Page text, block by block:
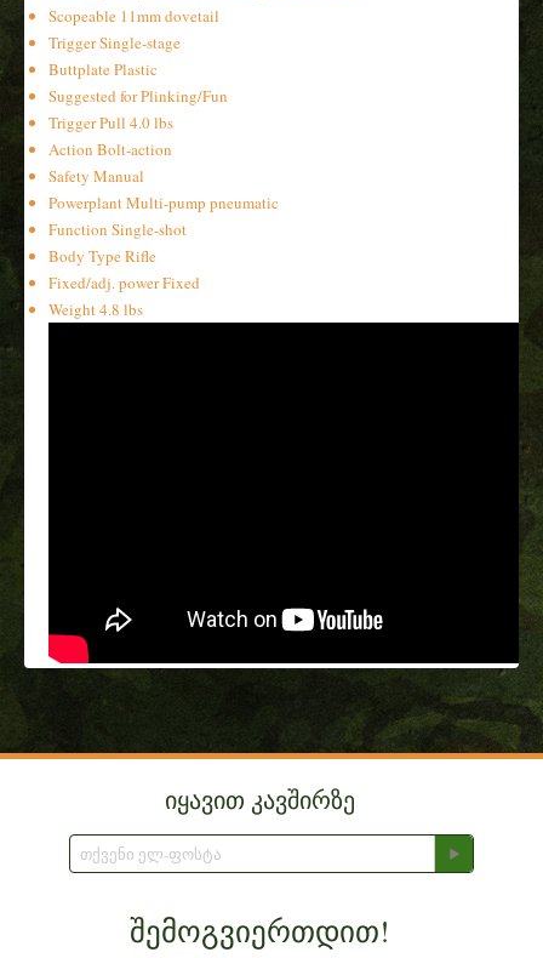
Scopeable 11mm dovetail
Trigger Single-stage
Buttplate Plastic
Suggested for Plinking/Fun
Trigger Pull 4.0 lbs
Action Bolt-action
Safety Manual
Powerplant Multi-pump pneumatic
Function Single-shot
Body Type Rifle
Fixed/adj. power Fixed
Weight 4.8 lbs
იყავით კავშირზე
შემოგვიერთდით!